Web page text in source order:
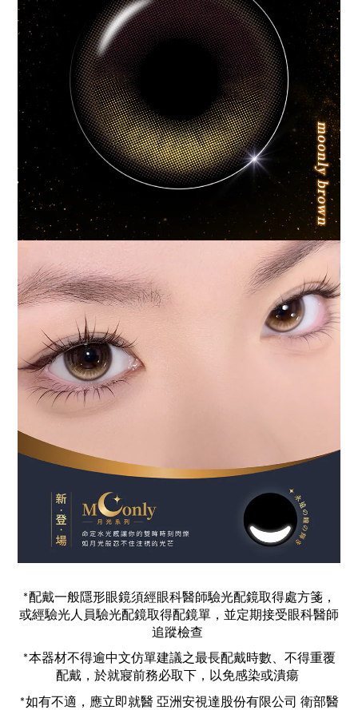
*配戴一般隱形眼鏡須經眼科醫師驗光配鏡取得處方箋，
或經驗光人員驗光配鏡取得配鏡單，並定期接受眼科醫師
追蹤檢查
*本器材不得逾中文仿單建議之最長配戴時數、不得重覆
配戴，於就寢前務必取下，以免感染或潰瘍
*如有不適，應立即就醫 亞洲安視達股份有限公司 衛部醫